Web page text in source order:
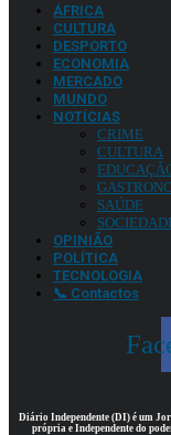
ÁFRICA
CULTURA
DESPORTO
ECONOMIA
MERCADO
MUNDO
NOTÍCIAS
CRIME
CULTURA
SAÚDE
OPINIÃO
POLÍTICA
TECNOLOGIA
📞 Contactos
Diário Independente (DI) é um
própria e Independente do